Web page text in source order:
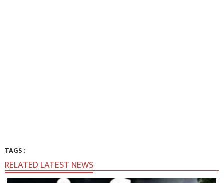
TAGS :
RELATED LATEST NEWS